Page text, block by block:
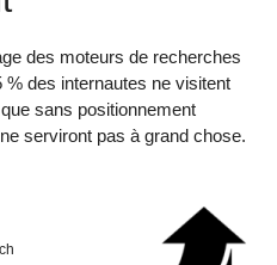
des moteurs de recherches
des internautes ne visitent
sans positionnement
serviront pas à grand chose.